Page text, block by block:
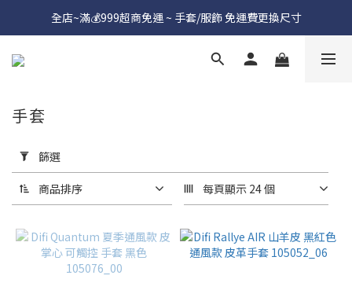
全店~滿💰999超商免運 ~ 手套/服飾 免運費更換尺寸
用
篩
選
(0/20)
價格
(NT$)
手套
篩選
商品排序 每頁顯示 24 個